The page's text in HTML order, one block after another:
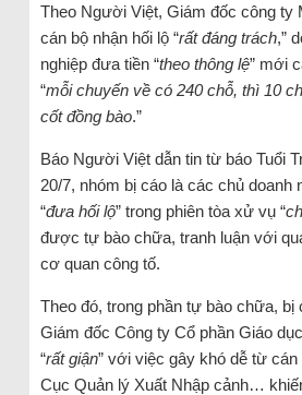
Theo Người Việt, Giám đốc công ty
cán bộ nhận hối lộ “rất đáng trách,”
nghiệp đưa tiền “theo thông lệ” mới
“mỗi chuyến về có 240 chỗ, thì 10
cốt đồng bào.”
Báo Người Việt dẫn tin từ báo Tuổi
20/7, nhóm bị cáo là các chủ doanh
“đưa hối lộ” trong phiên tòa xử vụ “
được tự bào chữa, tranh luận với
cơ quan công tố.
Theo đó, trong phần tự bào chữa, bị
Giám đốc Công ty Cổ phần Giáo
“rất giận” với việc gây khó dễ từ
Cục Quản lý Xuất Nhập cảnh…